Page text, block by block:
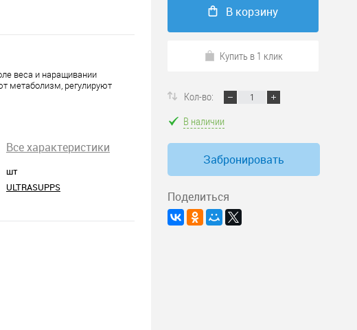
веса и наращивании
метаболизм, регулируют
Все характеристики
шт
ULTRASUPPS
В корзину
Купить в 1 клик
Кол-во:
В наличии
Забронировать
Поделиться